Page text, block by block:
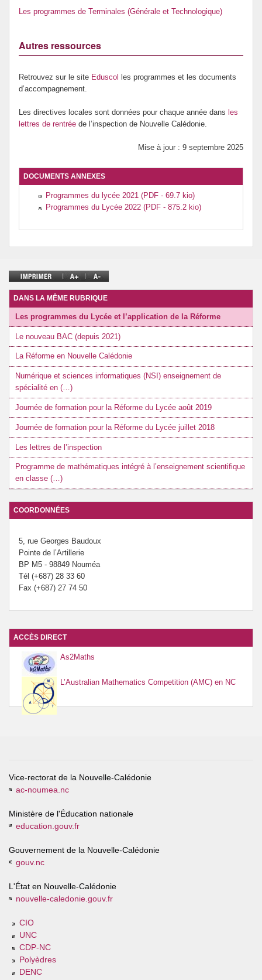
Les programmes de Terminales (Générale et Technologique)
Autres ressources
Retrouvez sur le site Eduscol
les programmes et les documents
d’accompagnement.
Les directives locales sont données pour chaque année dans les
lettres de rentrée de l’inspection de Nouvelle Calédonie.
Mise à jour : 9 septembre 2025
DOCUMENTS ANNEXES
Programmes du lycée 2021 (PDF - 69.7 kio)
Programmes du Lycée 2022 (PDF - 875.2 kio)
DANS LA MÊME RUBRIQUE
Les programmes du Lycée et l’application de la Réforme
Le nouveau BAC (depuis 2021)
La Réforme en Nouvelle Calédonie
Numérique et sciences informatiques (NSI) enseignement de
spécialité en (…)
Journée de formation pour la Réforme du Lycée août 2019
Journée de formation pour la Réforme du Lycée juillet 2018
Les lettres de l’inspection
Programme de mathématiques intégré à l’enseignement scientifique
en classe (…)
COORDONNÉES
5, rue Georges Baudoux
Pointe de l’Artillerie
BP M5 - 98849 Nouméa
Tél (+687) 28 33 60
Fax (+687) 27 74 50
ACCÈS DIRECT
As2Maths
L’Australian Mathematics Competition (AMC) en NC
Vice-rectorat de la Nouvelle-Calédonie
ac-noumea.nc
Ministère de l'Éducation nationale
education.gouv.fr
Gouvernement de la Nouvelle-Calédonie
gouv.nc
L'État en Nouvelle-Calédonie
nouvelle-caledonie.gouv.fr
CIO
UNC
CDP-NC
Polyèdres
DENC